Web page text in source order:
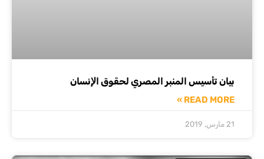
بيان تأسيس المنبر المصري لحقوق اﻹنسان
READ MORE »
21 مارس, 2019